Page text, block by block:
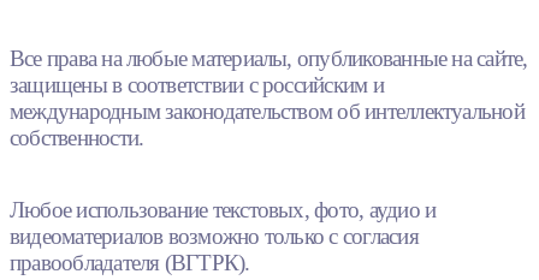
Все права на любые материалы, опубликованные на сайте,
защищены в соответствии с российским и
международным законодательством об интеллектуальной
собственности.
Любое использование текстовых, фото, аудио и
видеоматериалов возможно только с согласия
правообладателя (ВГТРК).